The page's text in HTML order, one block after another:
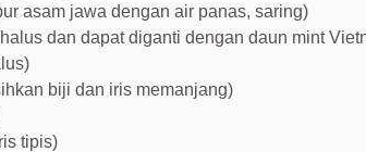
asam jawa dengan air panas, saring)
dan dapat diganti dengan daun mint
biji dan iris memanjang)
tipis)